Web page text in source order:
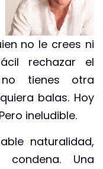
no le crees ni
rechazar el
tienes otra
balas. Hoy
ineludible.
naturalidad,
Una